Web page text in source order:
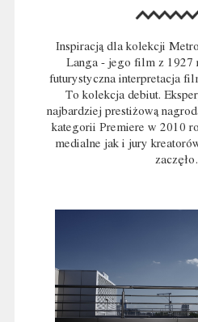
Inspiracją dla kolekcji
Langa - jego film z 1927
futurystyczna interpretacja
To kolekcja debiut.
najbardziej prestiżową
kategorii Premiere w 2010
medialne jak i jury